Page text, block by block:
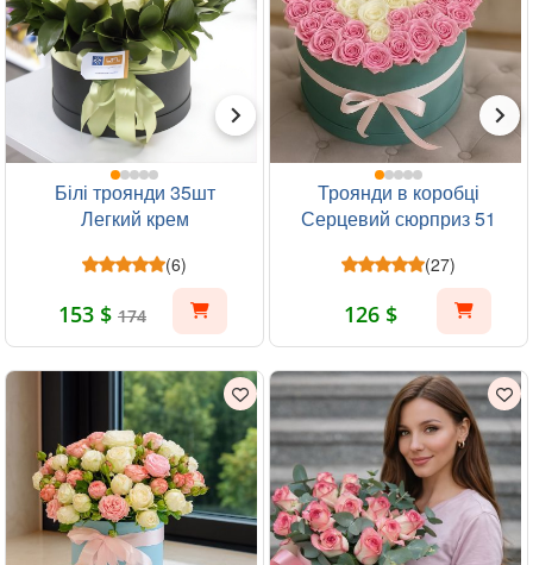
Білі троянди 35шт
Легкий крем
(6)
153 $ 174
Троянди в коробці
Серцевий сюрприз 51
(27)
126 $